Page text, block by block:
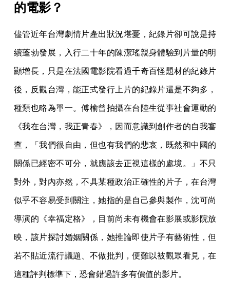
的電影？
儘管近年台灣劇情片產出狀況堪憂，紀錄片卻可說是持
續蓬勃發展，入行二十年的陳潔瑤親身體驗到片量的明
顯增長，只是在法國電影院看過千奇百怪題材的紀錄片
後，反觀台灣，能正式發行上片的紀錄片還是不夠多，
種類也略為單一。傅榆曾拍攝在台陸生從事社會運動的
《我在台灣，我正青春》，因而意識到創作者的自我審
查，「我們很自由，但也有我們的悲哀，既然和中國的
關係已經密不可分，就應該去正視這樣的處境。」不只
對外，對內亦然，不具某種政治正確性的片子，在台灣
似乎不容易受到關注，她指的是自己參與製作，沈可尚
導演的《幸福定格》，目前尚未有機會在影展或影院放
映，該片探討婚姻關係，她推論即使片子有藝術性，但
若不貼近流行議題、不做批判，便難以被觀眾看見，在
這種評判標準下，恐會錯過許多有價值的影片。